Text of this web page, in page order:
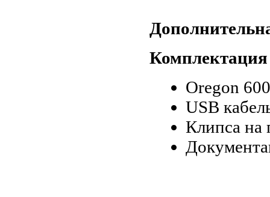
Комплектация
Oregon
USB
Клипса на